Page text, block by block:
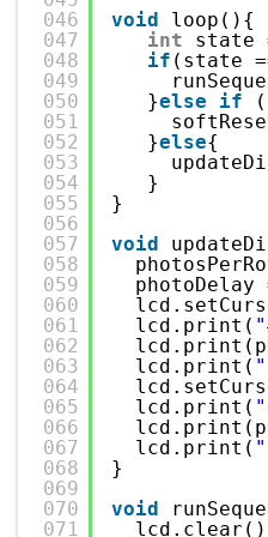
046
047
048
049
050
051
052
053
054
055
056
057
058
059
060
061
062
063
064
065
066
067
068
069
070
071
void
loop(){
int
state
if (state
}else if
}else{
}
}
void
lcd.print(
lcd.print(
lcd.print(
lcd.print(
}
void